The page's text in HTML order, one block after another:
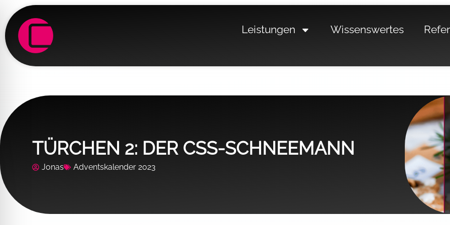
Inhalt
springen
Leistungen Wissenswertes
TÜRCHEN 2: DER CSS-SCHNEEMANN
Jonas Adventskalender 2023
Modus